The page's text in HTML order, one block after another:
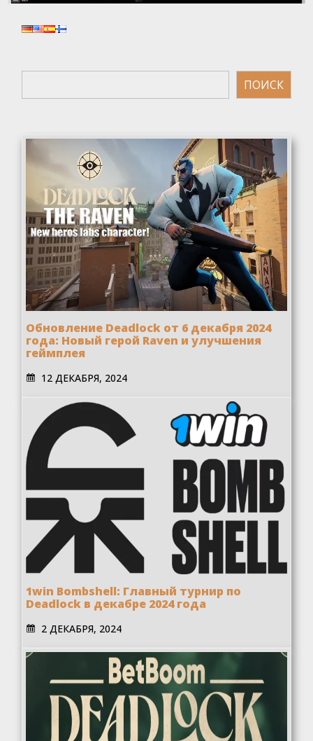
Поиск
ПОИСК
Обновление Deadlock от 6 декабря 2024
года: Новый герой Raven и улучшения
геймплея
12 ДЕКАБРЯ, 2024
1win Bombshell: Главный турнир по
Deadlock в декабре 2024 года
2 ДЕКАБРЯ, 2024